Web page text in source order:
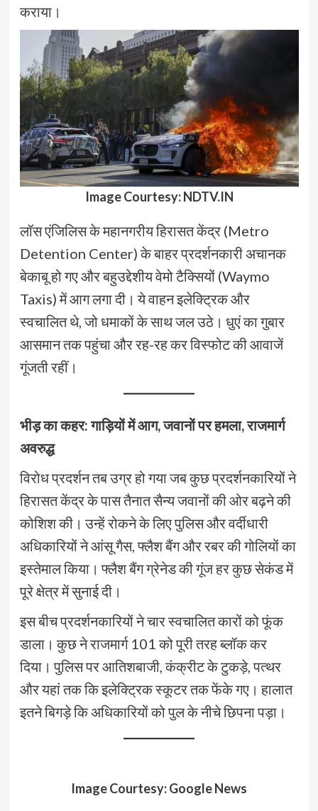
कराया।
Image Courtesy: NDTV.IN
लॉस एंजिलिस के महानगरीय हिरासत केंद्र (Metro
Detention Center) के बाहर प्रदर्शनकारी अचानक
बेकाबू हो गए और बहुउद्देशीय वेमो टैक्सियों (Waymo
Taxis) में आग लगा दी। ये वाहन इलेक्ट्रिक और
स्वचालित थे, जो धमाकों के साथ जल उठे। धुएं का गुबार
आसमान तक पहुंचा और रह-रह कर विस्फोट की आवाजें
गूंजती रहीं।
भीड़ का कहर: गाड़ियों में आग, जवानों पर हमला, राजमार्ग
अवरुद्ध
विरोध प्रदर्शन तब उग्र हो गया जब कुछ प्रदर्शनकारियों ने
हिरासत केंद्र के पास तैनात सैन्य जवानों की ओर बढ़ने की
कोशिश की। उन्हें रोकने के लिए पुलिस और वर्दीधारी
अधिकारियों ने आंसू गैस, फ्लैश बैंग और रबर की गोलियों का
इस्तेमाल किया। फ्लैश बैंग ग्रेनेड की गूंज हर कुछ सेकंड में
पूरे क्षेत्र में सुनाई दी।
इस बीच प्रदर्शनकारियों ने चार स्वचालित कारों को फूंक
डाला। कुछ ने राजमार्ग 101 को पूरी तरह ब्लॉक कर
दिया। पुलिस पर आतिशबाजी, कंक्रीट के टुकड़े, पत्थर
और यहां तक कि इलेक्ट्रिक स्कूटर तक फेंके गए। हालात
इतने बिगड़े कि अधिकारियों को पुल के नीचे छिपना पड़ा।
Image Courtesy: Google News